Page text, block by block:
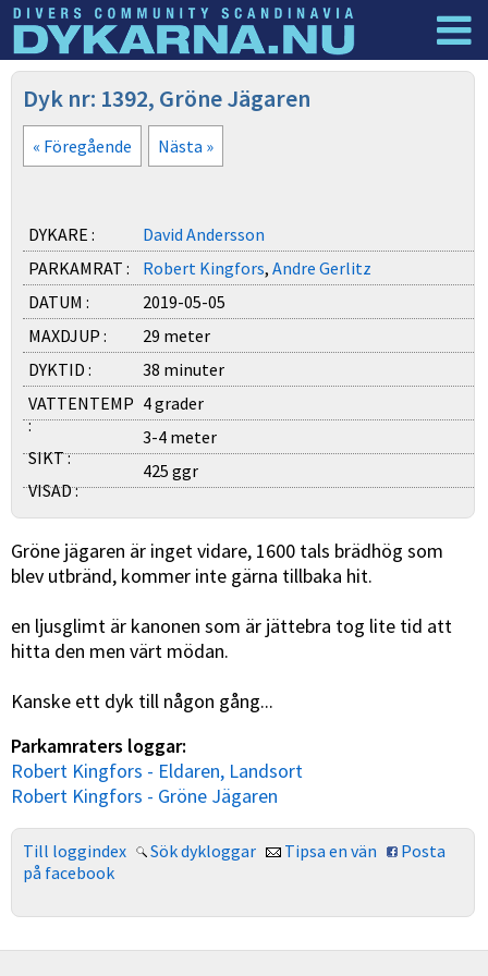
Dyknyheter
Dyk nr: 1392, Gröne Jägaren
« Föregående Nästa »
DYKARE :
David Andersson
PARKAMRAT :
Robert Kingfors, Andre Gerlitz
DATUM :
2019-05-05
MAXDJUP :
29 meter
DYKTID :
38 minuter
VATTENTEMP
:
4 grader
SIKT :
3-4 meter
VISAD :
425 ggr
Gröne jägaren är inget vidare, 1600 tals brädhög som
blev utbränd, kommer inte gärna tillbaka hit.
en ljusglimt är kanonen som är jättebra tog lite tid att
hitta den men värt mödan.
Kanske ett dyk till någon gång...
Parkamraters loggar:
Robert Kingfors - Eldaren, Landsort
Robert Kingfors - Gröne Jägaren
Till loggindex Sök dykloggar Tipsa en vän
Posta
på facebook